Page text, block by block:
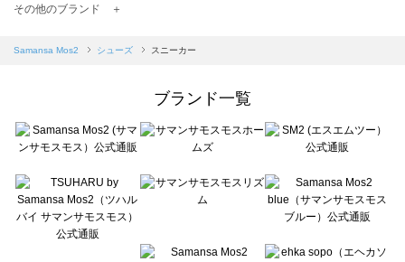
TSUHARU by Samansa Mos2（ツハルバイサマンサモスモス）のスニーカー一覧
Samansa Mos2 blue（サマンサモスモス ブルー）のスニーカー一覧
sō4ū（ソウフォーユー）のスニーカー一覧
Te chichi（テチチ）のスニーカー一覧
Te chichi CLASSIC（テチチ クラシック）のスニーカー一覧
Lugnoncure（ルノンキュール）のスニーカー一覧
BETTY'S BLUE（べティーズブルー）のスニーカー一覧
Wpc.（ワールドパーティー）のスニーカー一覧
その他のブランド ＋
Samansa Mos2 シューズ スニーカー
ブランド一覧